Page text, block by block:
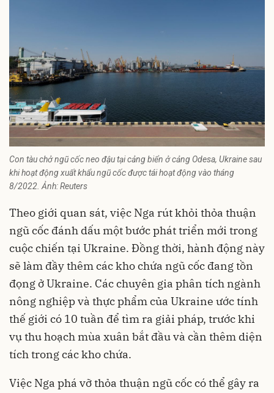
Con tàu chở ngũ cốc neo đậu tại cảng biển ở cảng Odesa, Ukraine sau
khi hoạt động xuất khẩu ngũ cốc được tái hoạt động vào tháng
8/2022. Ảnh: Reuters
Theo giới quan sát, việc Nga rút khỏi thỏa thuận
ngũ cốc đánh dấu một bước phát triển mới trong
cuộc chiến tại Ukraine. Đồng thời, hành động này
sẽ làm đầy thêm các kho chứa ngũ cốc đang tồn
đọng ở Ukraine. Các chuyên gia phân tích ngành
nông nghiệp và thực phẩm của Ukraine ước tính
thế giới có 10 tuần để tìm ra giải pháp, trước khi
vụ thu hoạch mùa xuân bắt đầu và cần thêm diện
tích trong các kho chứa.
Việc Nga phá vỡ thỏa thuận ngũ cốc có thể gây ra